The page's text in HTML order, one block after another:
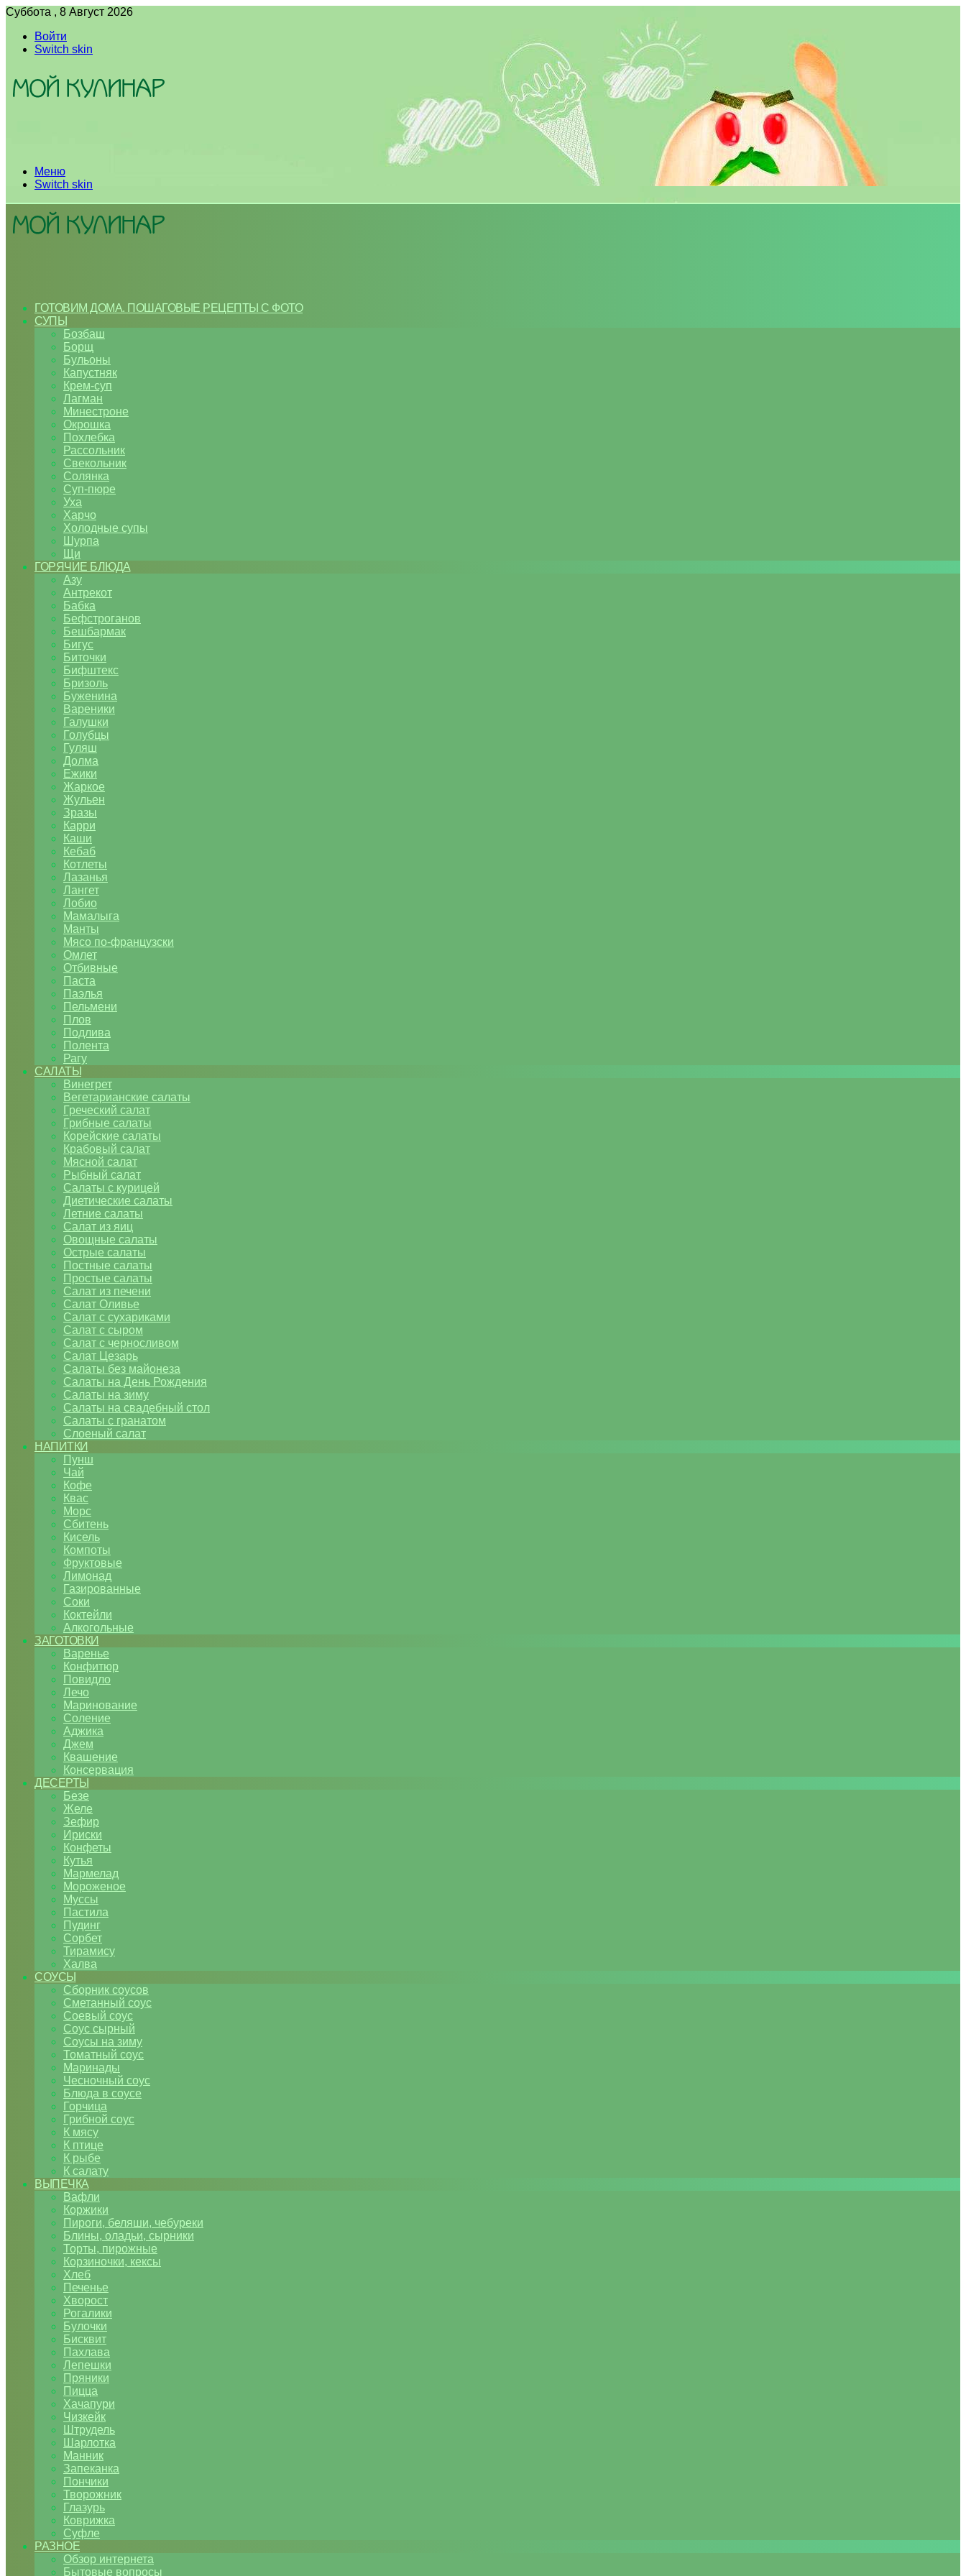
Суббота , 8 Август 2026
Войти
Switch skin
Меню
Switch skin
ГОТОВИМ ДОМА. ПОШАГОВЫЕ РЕЦЕПТЫ С ФОТО
СУПЫ
Бозбаш
Борщ
Бульоны
Капустняк
Крем-суп
Лагман
Минестроне
Окрошка
Похлебка
Рассольник
Свекольник
Солянка
Суп-пюре
Уха
Харчо
Холодные супы
Шурпа
Щи
ГОРЯЧИЕ БЛЮДА
Азу
Антрекот
Бабка
Бефстроганов
Бешбармак
Бигус
Биточки
Бифштекс
Бризоль
Буженина
Вареники
Галушки
Голубцы
Гуляш
Долма
Ежики
Жаркое
Жульен
Зразы
Карри
Каши
Кебаб
Котлеты
Лазанья
Лангет
Лобио
Мамалыга
Манты
Мясо по-французски
Омлет
Отбивные
Паста
Паэлья
Пельмени
Плов
Подлива
Полента
Рагу
САЛАТЫ
Винегрет
Вегетарианские салаты
Греческий салат
Грибные салаты
Корейские салаты
Крабовый салат
Мясной салат
Рыбный салат
Салаты с курицей
Диетические салаты
Летние салаты
Салат из яиц
Овощные салаты
Острые салаты
Постные салаты
Простые салаты
Салат из печени
Салат Оливье
Салат с сухариками
Салат с сыром
Салат с черносливом
Салат Цезарь
Салаты без майонеза
Салаты на День Рождения
Салаты на зиму
Салаты на свадебный стол
Салаты с гранатом
Слоеный салат
НАПИТКИ
Пунш
Чай
Кофе
Квас
Морс
Сбитень
Кисель
Компоты
Фруктовые
Лимонад
Газированные
Соки
Коктейли
Алкогольные
ЗАГОТОВКИ
Варенье
Конфитюр
Повидло
Лечо
Маринование
Соление
Аджика
Джем
Квашение
Консервация
ДЕСЕРТЫ
Безе
Желе
Зефир
Ириски
Конфеты
Кутья
Мармелад
Мороженое
Муссы
Пастила
Пудинг
Сорбет
Тирамису
Халва
СОУСЫ
Сборник соусов
Сметанный соус
Соевый соус
Соус сырный
Соусы на зиму
Томатный соус
Маринады
Чесночный соус
Блюда в соусе
Горчица
Грибной соус
К мясу
К птице
К рыбе
К салату
ВЫПЕЧКА
Вафли
Коржики
Пироги, беляши, чебуреки
Блины, оладьи, сырники
Торты, пирожные
Корзиночки, кексы
Хлеб
Печенье
Хворост
Рогалики
Булочки
Бисквит
Пахлава
Лепешки
Пряники
Пицца
Хачапури
Чизкейк
Штрудель
Шарлотка
Манник
Запеканка
Пончики
Творожник
Глазурь
Коврижка
Суфле
РАЗНОЕ
Обзор интернета
Бытовые вопросы